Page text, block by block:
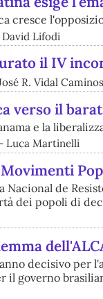
cresce
Lifodi
il IV
R. Vidal Caminos
verso il
e la
Luca Martinelli
Nacional de
dei popoli di
decisivo per
il governo